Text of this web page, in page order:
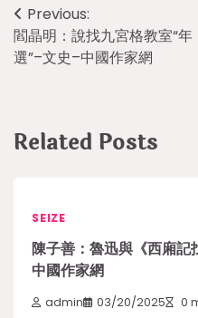
Post
navigation
Previous:
閻晶明：說找九宮格教室“年
選”–文史–中國作家網
Related Posts
SEIZE
陳子善：魯迅與《西廂
中國作家網
admin 03/20/2025 0